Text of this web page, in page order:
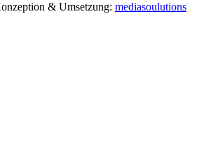
& Umsetzung: mediasoulutions